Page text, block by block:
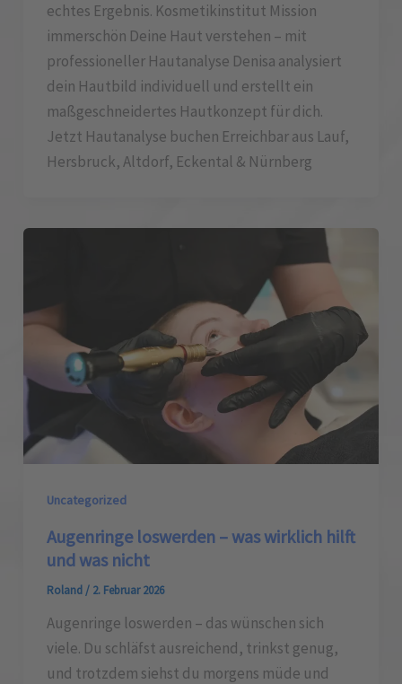
echtes Ergebnis. Kosmetikinstitut Mission
immerschön Deine Haut verstehen – mit
professioneller Hautanalyse Denisa analysiert
dein Hautbild individuell und erstellt ein
maßgeschneidertes Hautkonzept für dich.
Jetzt Hautanalyse buchen Erreichbar aus Lauf,
Hersbruck, Altdorf, Eckental & Nürnberg
Uncategorized
Augenringe loswerden – was wirklich hilft
und was nicht
Roland / 2. Februar 2026
Augenringe loswerden – das wünschen sich
viele. Du schläfst ausreichend, trinkst genug,
und trotzdem siehst du morgens müde und